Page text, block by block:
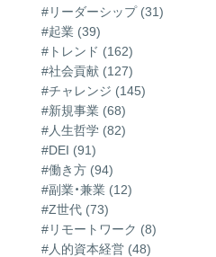
#リーダーシップ (31)
#起業 (39)
#トレンド (162)
#社会貢献 (127)
#チャレンジ (145)
#新規事業 (68)
#人生哲学 (82)
#DEI (91)
#働き方 (94)
#副業・兼業 (12)
#Z世代 (73)
#リモートワーク (8)
#人的資本経営 (48)